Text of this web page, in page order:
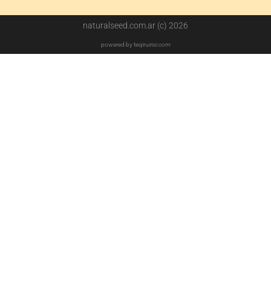
naturalseed.com.ar (c) 2026
powered by teqiruirisi.com